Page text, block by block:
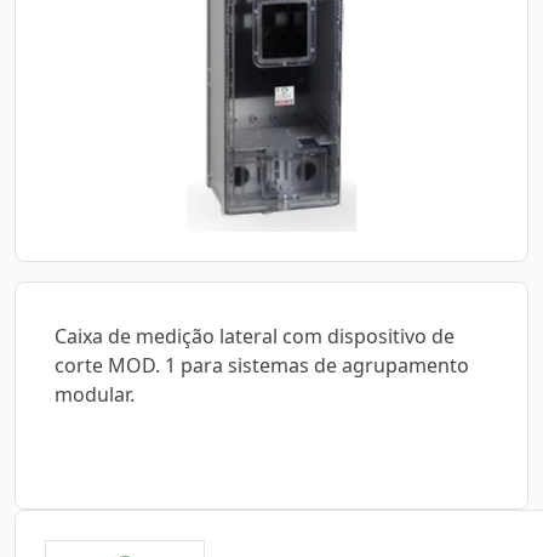
Caixa de medição lateral com dispositivo de
corte MOD. 1 para sistemas de agrupamento
modular.